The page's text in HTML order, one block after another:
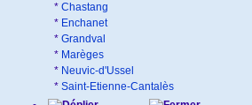
* Chastang
* Enchanet
* Grandval
* Marèges
* Neuvic-d'Ussel
* Saint-Etienne-Cantalès